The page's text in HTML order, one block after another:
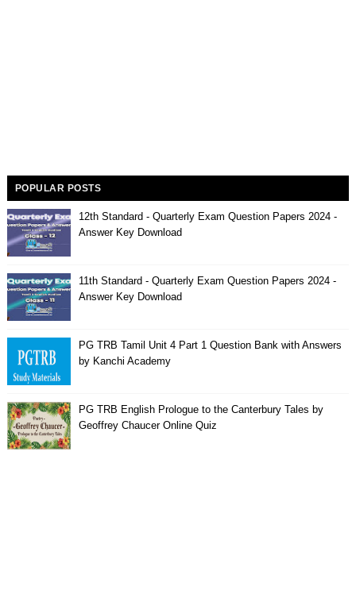
POPULAR POSTS
12th Standard - Quarterly Exam Question Papers 2024 -
Answer Key Download
11th Standard - Quarterly Exam Question Papers 2024 -
Answer Key Download
PG TRB Tamil Unit 4 Part 1 Question Bank with Answers
by Kanchi Academy
PG TRB English Prologue to the Canterbury Tales by
Geoffrey Chaucer Online Quiz